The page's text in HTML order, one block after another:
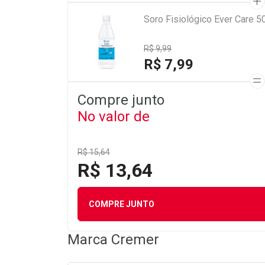
Soro Fisiológico Ever Care
R$ 9,99
R$ 7,99
Compre junto
No valor de
R$ 15,64
R$ 13,64
COMPRE JUNTO
Marca Cremer